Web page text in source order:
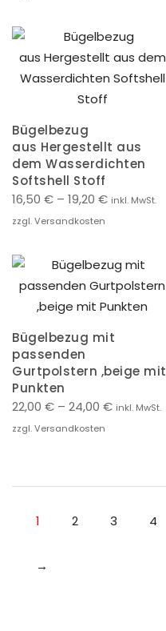
Bügelbezug
aus Hergestellt aus
dem Wasserdichten
Softshell Stoff
16,50 € – 19,20 € inkl. MwSt.
zzgl. Versandkosten
Bügelbezug mit
passenden
Gurtpolstern ,beige mit
Punkten
22,00 € – 24,00 € inkl. MwSt.
zzgl. Versandkosten
1 2 3 4
→